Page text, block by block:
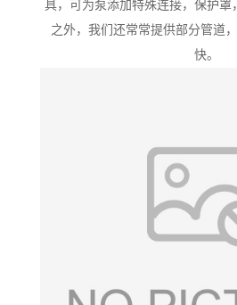
具，可为泵添加特殊连接，保护罩
之外，我们还常常提供部分管道
快。